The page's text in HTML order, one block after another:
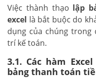
Việc thành thạo lập
excel là bắt buộc do
dụng của chúng trong
trí kế toán.
3.1. Các hàm
bảng thanh toán